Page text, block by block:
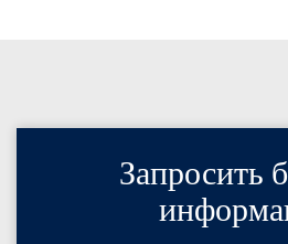
Запросить